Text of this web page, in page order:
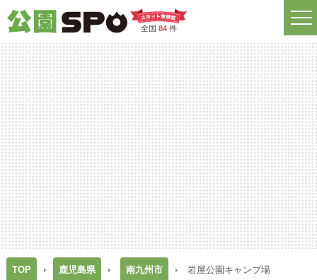
全国 84件
TOP 鹿児島県 南九州市 岩屋公園キャンプ場